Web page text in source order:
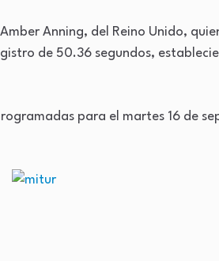
Anning, del Reino Unido,
de 50.36 segundos,
para el martes 16 de